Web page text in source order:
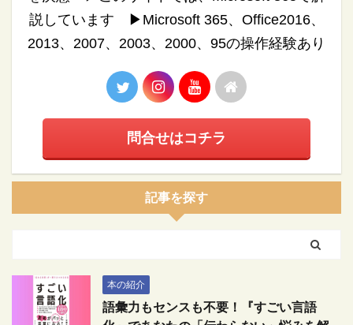
説しています ▶︎Microsoft 365、Office2016、
2013、2007、2003、2000、95の操作経験あり
問合せはコチラ
記事を探す
本の紹介
語彙力もセンスも不要！『すごい言語